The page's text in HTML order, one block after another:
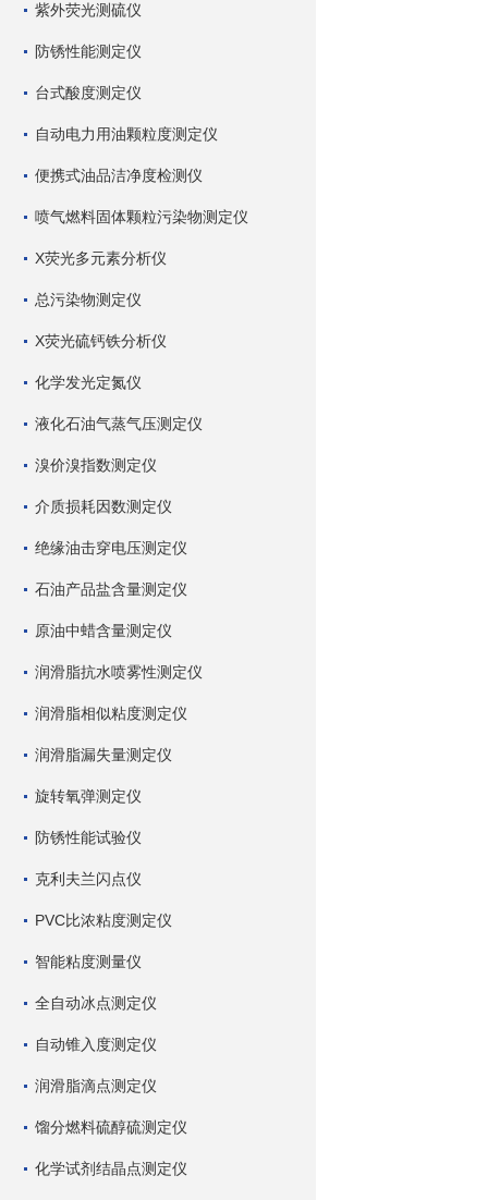
紫外荧光测硫仪
防锈性能测定仪
台式酸度测定仪
自动电力用油颗粒度测定仪
便携式油品洁净度检测仪
喷气燃料固体颗粒污染物测定仪
X荧光多元素分析仪
总污染物测定仪
X荧光硫钙铁分析仪
化学发光定氮仪
液化石油气蒸气压测定仪
溴价溴指数测定仪
介质损耗因数测定仪
绝缘油击穿电压测定仪
石油产品盐含量测定仪
原油中蜡含量测定仪
润滑脂抗水喷雾性测定仪
润滑脂相似粘度测定仪
润滑脂漏失量测定仪
旋转氧弹测定仪
防锈性能试验仪
克利夫兰闪点仪
PVC比浓粘度测定仪
智能粘度测量仪
全自动冰点测定仪
自动锥入度测定仪
润滑脂滴点测定仪
馏分燃料硫醇硫测定仪
化学试剂结晶点测定仪